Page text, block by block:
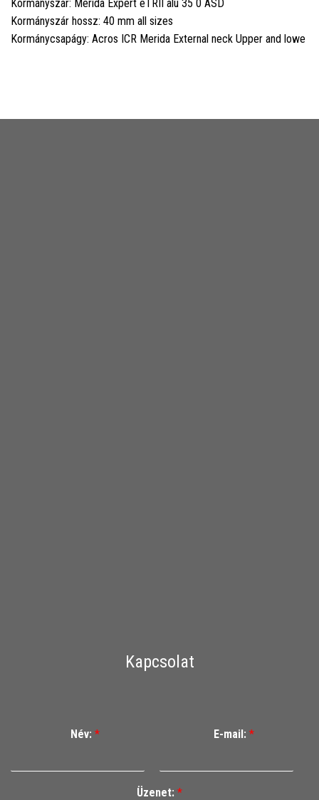
Kormányszár: Merida Expert eTRII alu 35 0 ASD
Kormányszár hossz: 40 mm all sizes
Kormánycsapágy: Acros ICR Merida External neck Upper and lowe
Kapcsolat
Név: * E-mail: *
Üzenet: *